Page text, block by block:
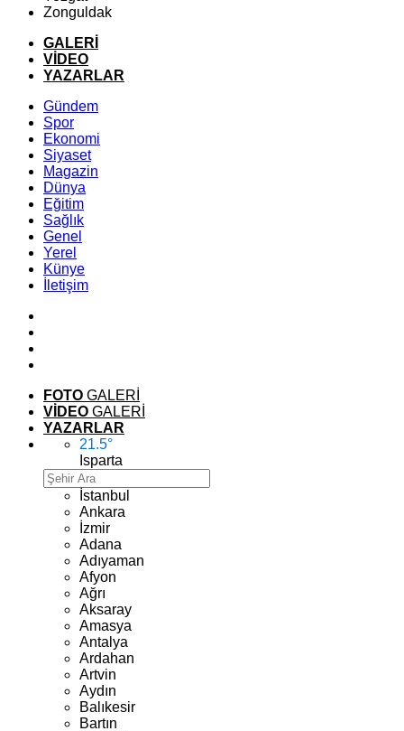
Zonguldak
GALERİ
VİDEO
YAZARLAR
Gündem
Spor
Ekonomi
Siyaset
Magazin
Dünya
Eğitim
Sağlık
Genel
Yerel
Künye
İletişim
FOTO GALERİ
VİDEO GALERİ
YAZARLAR
21.5°
Isparta
İstanbul
Ankara
İzmir
Adana
Adıyaman
Afyon
Ağrı
Aksaray
Amasya
Antalya
Ardahan
Artvin
Aydın
Balıkesir
Bartın